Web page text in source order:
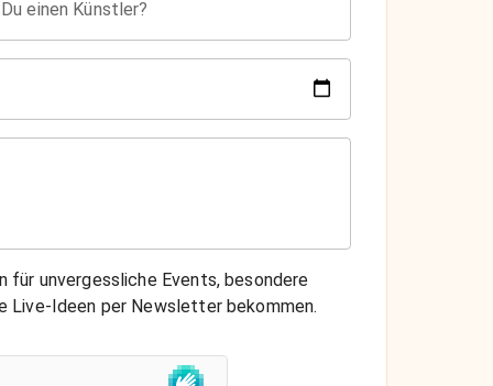
einen Künstler?
für unvergessliche Events, besondere
Live-Ideen per Newsletter bekommen.